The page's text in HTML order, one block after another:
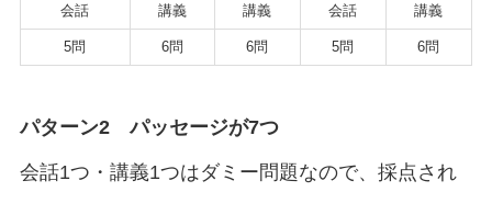
会話 講義 講義 会話 講義
5問 6問 6問 5問 6問
パターン2 パッセージが7つ
会話1つ・講義1つはダミー問題なので、採点され